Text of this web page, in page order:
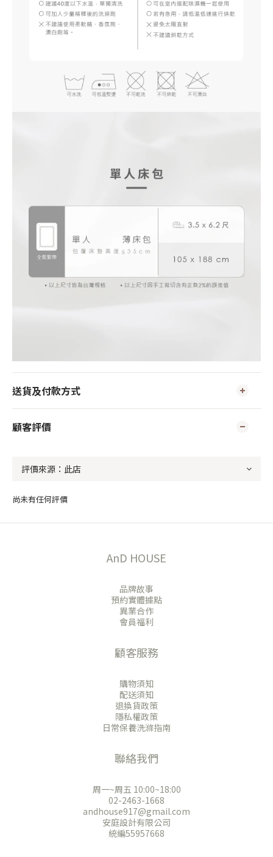
送貨及付款方式
顧客評價
尚未有任何評價
AnD HOUSE
品牌故事
預約實體據點
異業合作
會員福利
顧客服務
購物須知
配送須知
退換貨政策
隱私權政策
日常保養洗滌指南
聯絡我們
周一~周五 10:00~18:00
02-2463-1668
andhouse917@gmail.com
安庭設計有限公司
統編55957668